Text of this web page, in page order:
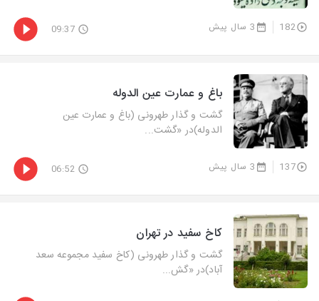
182 3 سال پیش 09:37
باغ و عمارت عین الدوله
گشت و گذار طهرونی (باغ و عمارت عین
الدوله)در «گشت‌...
137 3 سال پیش 06:52
کاخ سفید در تهران
گشت و گذار طهرونی (كاخ سفید مجموعه سعد
آباد)در «گش...